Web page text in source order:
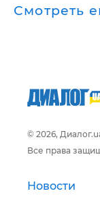
Смотреть
© 2026,
Все права
Новости